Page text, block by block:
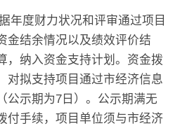
年度财力状况和评审通过项目
金结余情况以及绩效评价结
，纳入资金支持计划。资金拨
对拟支持项目通过市经济信息
公示期为7日）。公示期满无
付手续，项目单位须与市经济